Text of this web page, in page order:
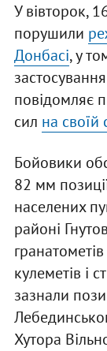
У вівторок,
порушили
Донбасі, у
повідомляє
сил на своїй
Бойовики
82 мм
населених
районі
кулеметів і
зазнали
Хутора